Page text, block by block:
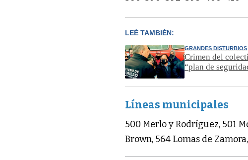
LEÉ TAMBIÉN:
GRANDES DISTURBIOS
Crimen del
“plan de
Líneas municipales
500 Merlo y Rodríguez, 501
Brown, 564 Lomas de